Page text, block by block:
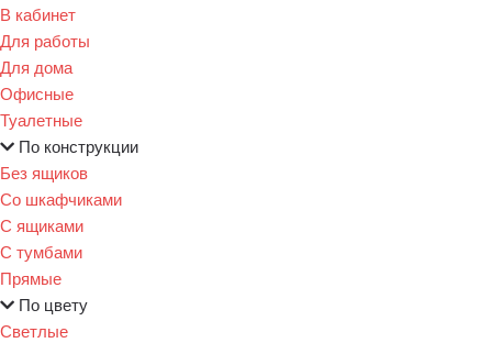
В кабинет
Для работы
Для дома
Офисные
Туалетные
По конструкции
Без ящиков
Со шкафчиками
С ящиками
С тумбами
Прямые
По цвету
Светлые